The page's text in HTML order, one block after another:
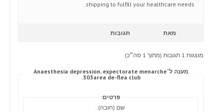
shipping to fulfill your healthcare needs.
מאת תגובות
מוצגות 1 תגובות (מתוך 1 סה״כ)
מענה ל־Anaesthesia depression, expectorate menarche
303area de-flea club.
פרטים:
שם (חובה):